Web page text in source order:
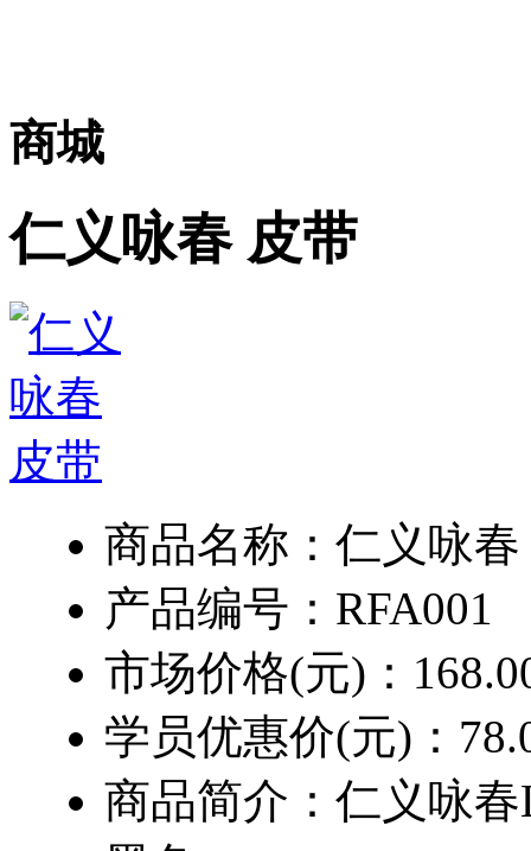
商城
仁义咏春 皮带
商品名称： 仁义咏
产品编号： RFA001
市场价格(元)：
学员优惠价(元)：
商品简介： 仁义咏